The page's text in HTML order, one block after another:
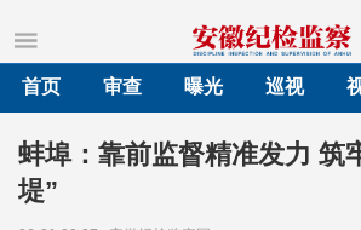
首页
审查 曝光 巡视
蚌埠：靠前监督精准发力 筑
堤”